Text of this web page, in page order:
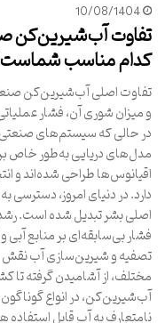
10/08/1404
تفاوت آب‌شیرین‌کن
کدام مناسب
تفاوت اصلی آب‌شیرین‌کن
و میزان شوری آن، فشار
در حالی که سیستم‌های
مدل‌های دریایی به‌طور خاص
اقیانوس‌ها طراحی شده‌اند و
دارد. در دنیای امروز،
اصلی بشر تبدیل شده است.
فشار بی‌سابقه‌ای بر منابع
تصفیه و شیرین‌سازی آب نقش
مختلف، از آشامیدن گرفته
آب‌شیرین‌کن، در انواع